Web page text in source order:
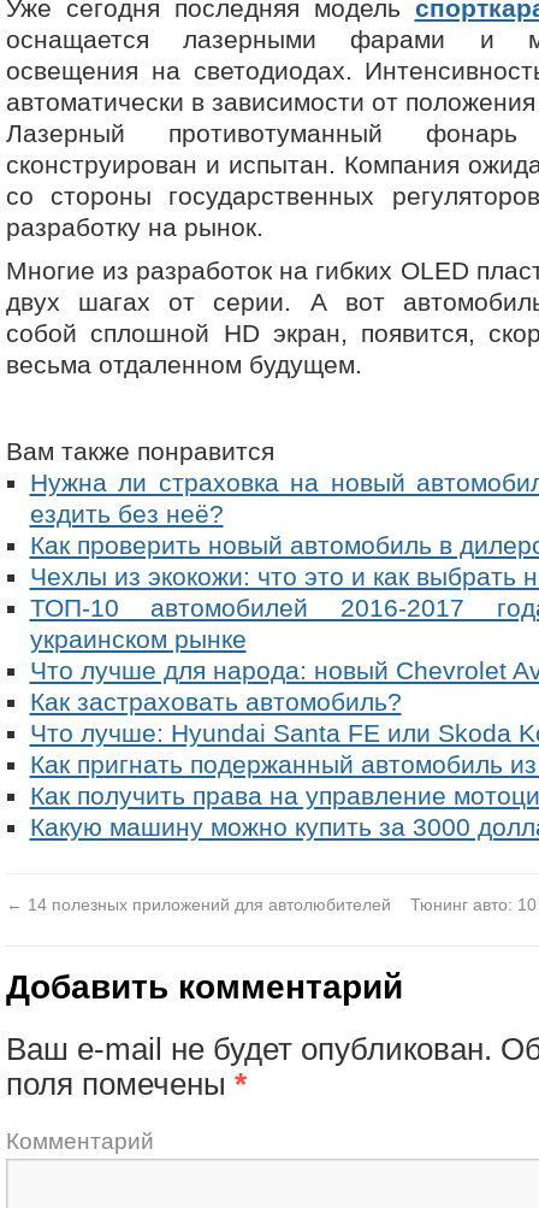
Уже сегодня последняя модель
оснащается лазерными фарами и
освещения на светодиодах.
автоматически в зависимости от
Лазерный противотуманный
сконструирован и испытан. Компания
со стороны государственных
разработку на рынок.
Многие из разработок на гибких OLED
двух шагах от серии. А вот
собой сплошной HD экран, появится,
весьма отдаленном будущем.
Вам также понравится
Нужна ли страховка на новый
ездить без неё?
Как проверить новый автомобиль в
Чехлы из экокожи: что это и как выбрать
ТОП-10 автомобилей 2016-2017
украинском рынке
Что лучше для народа: новый Chevrolet
Как застраховать автомобиль?
Что лучше: Hyundai Santa FE или Skoda
Как пригнать подержанный автомобиль
Как получить права на управление
Какую машину можно купить за 3000
← 14 полезных приложений для автолюбителей Тюнинг авто:
Добавить комментарий
Ваш e-mail не будет опубликован.
поля помечены *
Комментарий